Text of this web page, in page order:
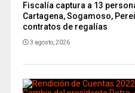
Fiscalía captura a 13
Cartagena, Sogamoso,
contratos de regalías
3 agosto, 2026